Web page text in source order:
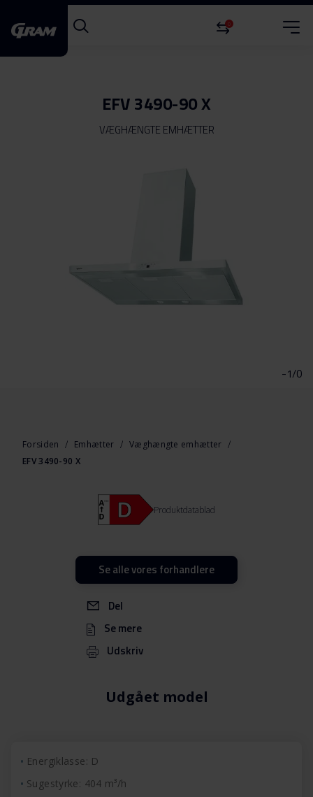
0
EFV 3490-90 X
VÆGHÆNGTE EMHÆTTER
-1/0
Forsiden Emhætter
Væghængte emhætter
EFV 3490-90 X
Udgået model
Del
Se mere
Udskriv
Produktdatablad
Se alle vores forhandlere
Energiklasse: D
Sugestyrke: 404 m³/h